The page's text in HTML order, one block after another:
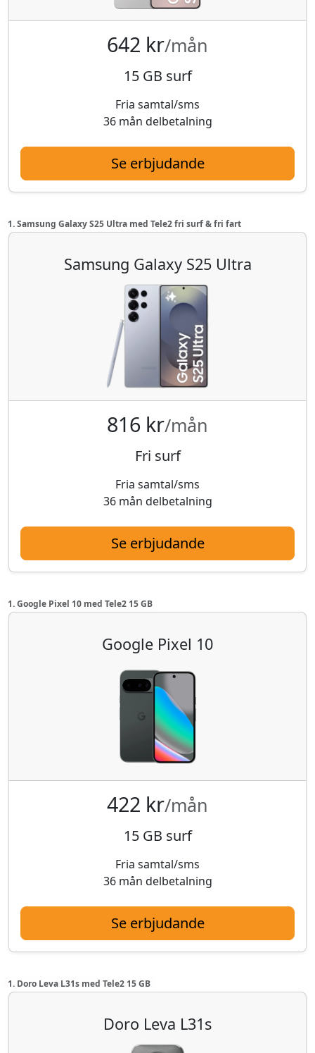
642 kr/mån
15 GB surf
Fria samtal/sms
36 mån delbetalning
Se erbjudande
1. Samsung Galaxy S25 Ultra med Tele2 fri surf & fri fart
Samsung Galaxy S25 Ultra
816 kr/mån
Fri surf
Fria samtal/sms
36 mån delbetalning
Se erbjudande
1. Google Pixel 10 med Tele2 15 GB
Google Pixel 10
422 kr/mån
15 GB surf
Fria samtal/sms
36 mån delbetalning
Se erbjudande
1. Doro Leva L31s med Tele2 15 GB
Doro Leva L31s